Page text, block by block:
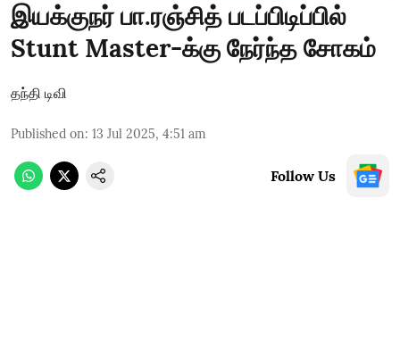
இயக்குநர் பா.ரஞ்சித் படப்பிடிப்பில்
Stunt Master-க்கு நேர்ந்த சோகம்
தந்தி டிவி
Published on: 13 Jul 2025, 4:51 am
Follow Us